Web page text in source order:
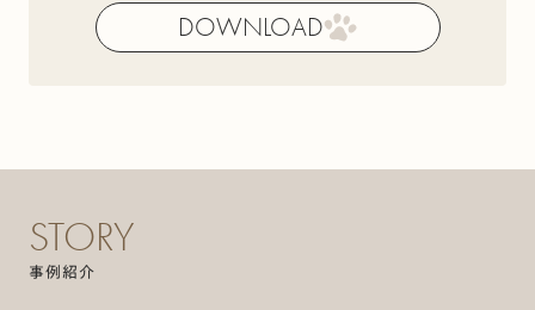
DOWNLOAD
STORY
事例紹介